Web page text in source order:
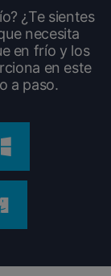
Nuevo
In
¿Te sientes
necesita
en frío y los
en este
a paso.